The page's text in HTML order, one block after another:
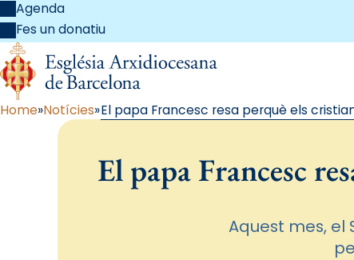
Agenda
Fes un donatiu
Home Notícies El papa Francesc resa perquè els
El papa Francesc
Aquest mes,